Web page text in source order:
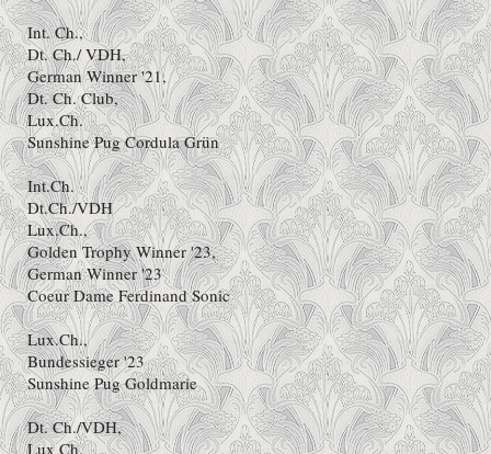
Int. Ch.,
Dt. Ch./ VDH,
German Winner '21,
Dt. Ch. Club,
Lux.Ch.
Sunshine Pug Cordula Grün
Int.Ch.
Dt.Ch./VDH
Lux.Ch.,
Golden Trophy Winner '23,
German Winner '23
Coeur Dame Ferdinand Sonic
Lux.Ch.,
Bundessieger '23
Sunshine Pug Goldmarie
Dt. Ch./VDH,
Lux Ch.